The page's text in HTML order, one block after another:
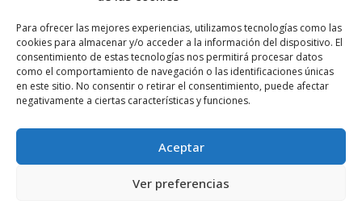
Para ofrecer las mejores experiencias, utilizamos tecnologías como las
cookies para almacenar y/o acceder a la información del dispositivo. El
consentimiento de estas tecnologías nos permitirá procesar datos
como el comportamiento de navegación o las identificaciones únicas
en este sitio. No consentir o retirar el consentimiento, puede afectar
negativamente a ciertas características y funciones.
Aceptar
Ver preferencias
by QM.
Inicio
Contacta
Política de Privacidad